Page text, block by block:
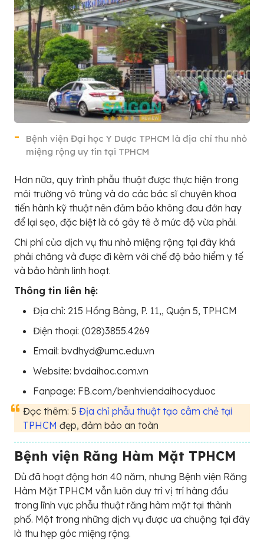
Bệnh viện Đại học Y Dược TPHCM là địa chỉ thu nhỏ
miệng rộng uy tín tại TPHCM
Hơn nữa, quy trình phẫu thuật được thực hiện trong
môi trường vô trùng và do các bác sĩ chuyên khoa
tiến hành kỹ thuật nên đảm bảo không đau đớn hay
để lại sẹo, đặc biệt là có gây tê ở mức độ vừa phải.
Chi phí của dịch vụ thu nhỏ miệng rộng tại đây khá
phải chăng và được đi kèm với chế độ bảo hiểm y tế
và bảo hành linh hoạt.
Thông tin liên hệ:
Địa chỉ: 215 Hồng Bàng, P. 11,, Quận 5, TPHCM
Điện thoại: (028)3855.4269
Email: bvdhyd@umc.edu.vn
Website: bvdaihoc.com.vn
Fanpage: FB.com/benhviendaihocyduoc
Đọc thêm: 5 Địa chỉ phẫu thuật tạo cằm chẻ tại
TPHCM đẹp, đảm bảo an toàn
Bệnh viện Răng Hàm Mặt TPHCM
Dù đã hoạt động hơn 40 năm, nhưng Bệnh viện Răng
Hàm Mặt TPHCM vẫn luôn duy trì vị trí hàng đầu
trong lĩnh vực phẫu thuật răng hàm mặt tại thành
phố. Một trong những dịch vụ được ưa chuộng tại đây
là thu hẹp góc miệng rộng.